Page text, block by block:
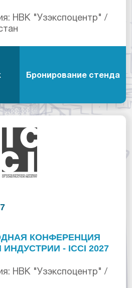
НВК "Узэкспоцентр" /
Бронирование стенда
КОНФЕРЕНЦИЯ
- ICCI 2027
НВК "Узэкспоцентр" /